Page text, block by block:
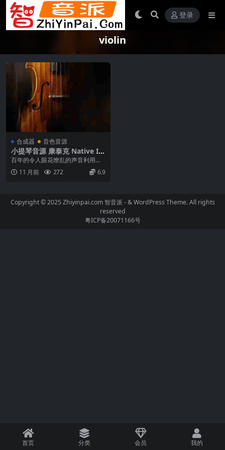
登录
violin
合成器 音色音源
小提琴音源 康泰克 Native In
struments Stradivari Violin
百年的令人眼花缭乱的声音利用来
自世界上最著名的小提琴制造商的
珍贵乐器的真实声音。...
11 月前 272 6.9
Copyright © 2025 Zhiyinpai.com智音派 - & WordPress Theme. All rights
reserved
粤ICP备20071166号
首页 分类 会员 我的